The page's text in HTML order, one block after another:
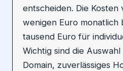
entscheiden. Die Kosten
wenigen Euro monatlich
tausend Euro für
Wichtig sind die
Domain, zuverlässiges